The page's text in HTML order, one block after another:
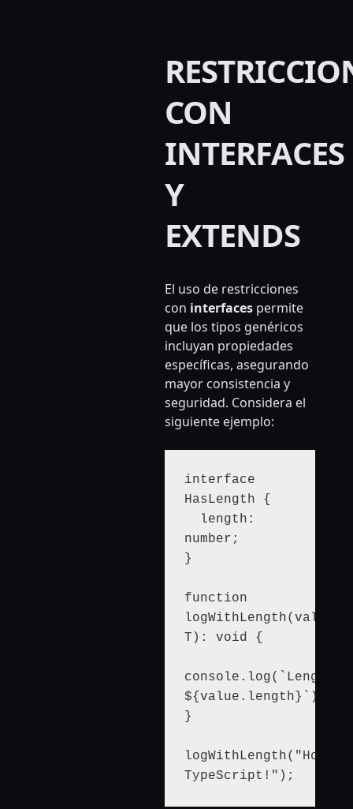
CON
INTERFACES
Y
EXTENDS
El uso de restricciones
con interfacespermite
que los tipos genéricos
incluyan propiedades
específicas, asegurando
mayor consistencia y
seguridad. Considera el
siguiente ejemplo:
interface
HasLength {
number;
}
function
logWithLength(value:
T): void {
console.log(`Length:
${value.length}`);
}
logWithLength("Hola,